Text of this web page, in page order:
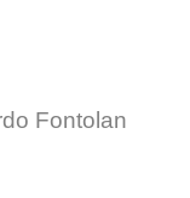
Fontolan